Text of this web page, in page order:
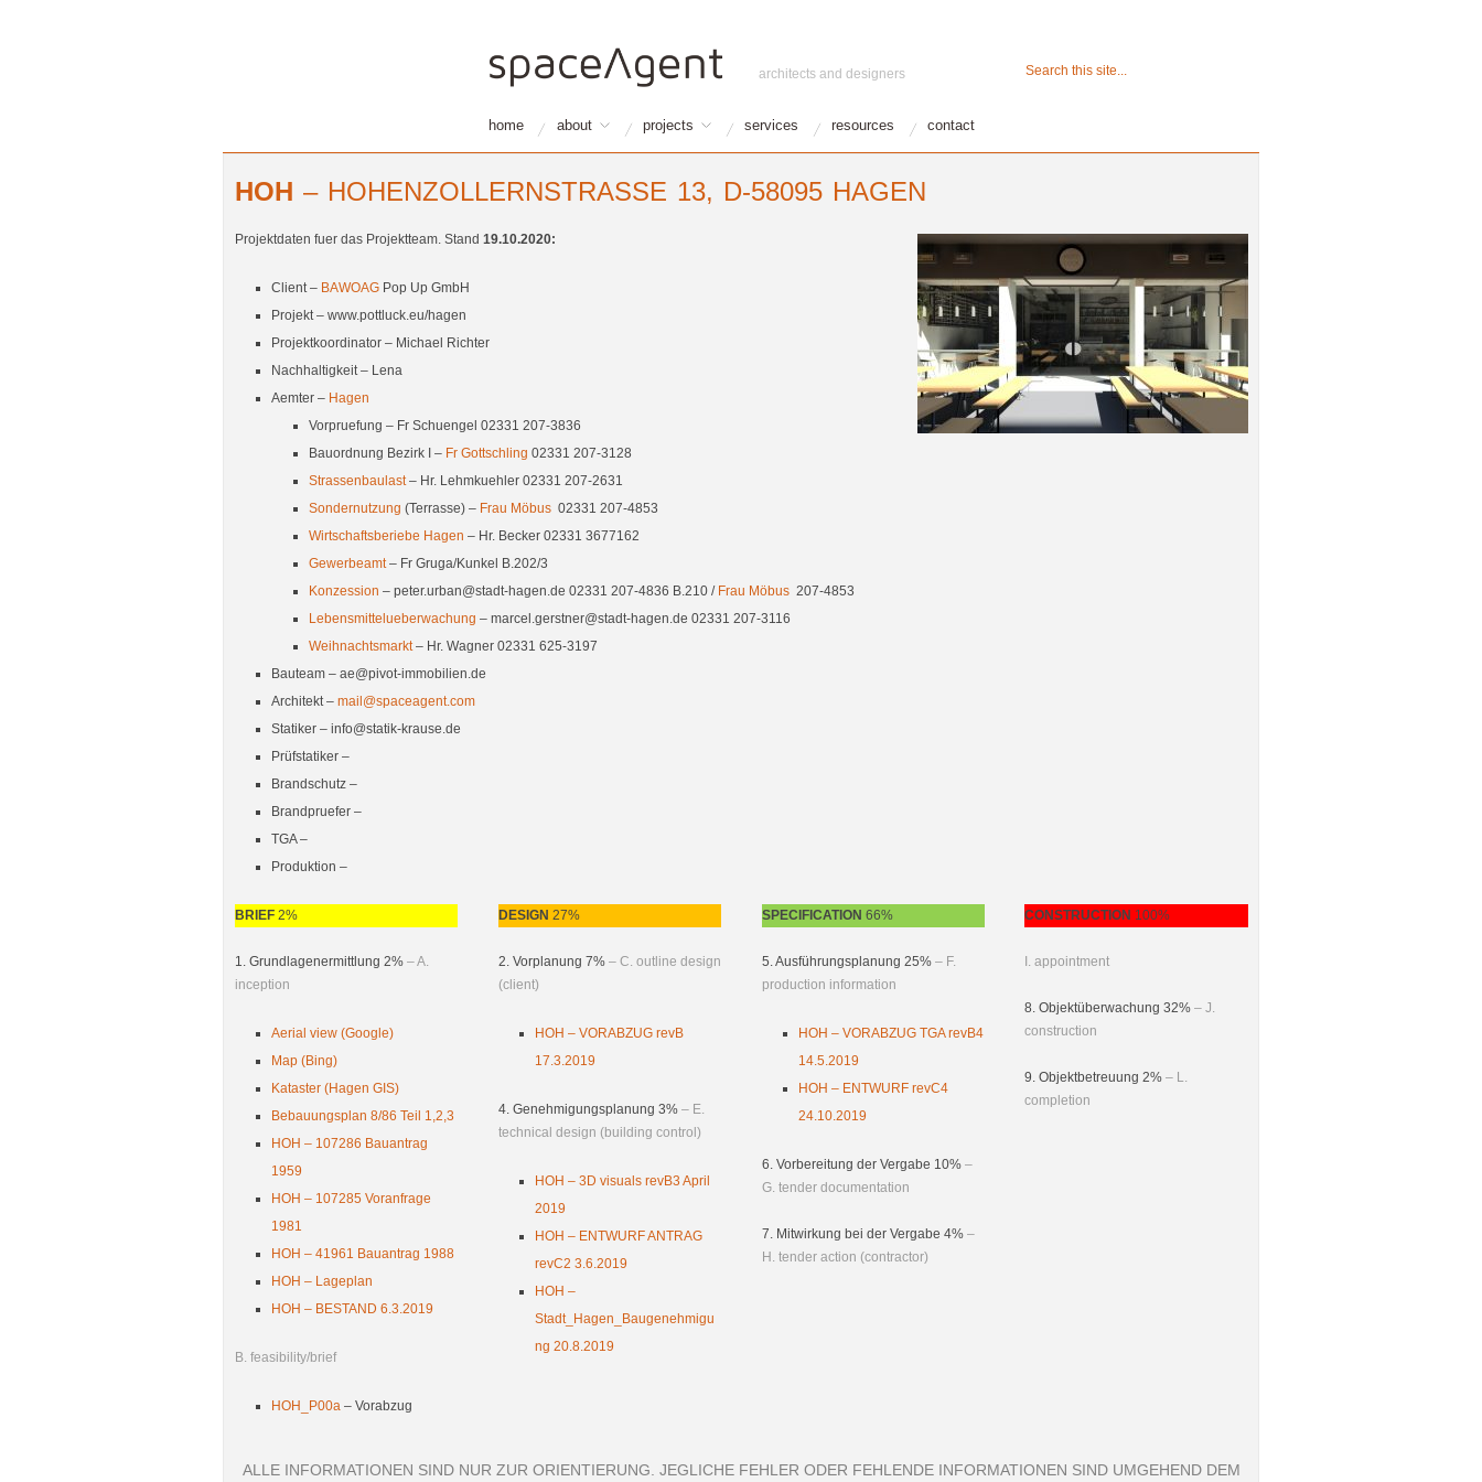
architects and designers
home about projects services resources contact
HOH – HOHENZOLLERNSTRASSE 13, D-58095 HAGEN
Projektdaten fuer das Projektteam. Stand 19.10.2020:
Client – BAWOAG Pop Up GmbH
Projekt – www.pottluck.eu/hagen
Projektkoordinator – Michael Richter
Nachhaltigkeit – Lena
Aemter – Hagen
Vorpruefung – Fr Schuengel 02331 207-3836
Bauordnung Bezirk I – Fr Gottschling 02331 207-3128
Strassenbaulast– Hr. Lehmkuehler 02331 207-2631
Sondernutzung (Terrasse) – Frau Möbus02331 207-4853
Wirtschaftsberiebe Hagen – Hr. Becker 02331 3677162
Gewerbeamt– Fr Gruga/Kunkel B.202/3
Konzession – peter.urban@stadt-hagen.de 02331 207-4836 B.210 / Frau Möbus207-4853
Lebensmittelueberwachung – marcel.gerstner@stadt-hagen.de 02331 207-3116
Weihnachtsmarkt– Hr. Wagner 02331 625-3197
Bauteam – ae@pivot-immobilien.de
Architekt –mail@spaceagent.com
Statiker – info@statik-krause.de
Prüfstatiker –
Brandschutz –
Brandpruefer –
TGA –
Produktion –
BRIEF 2%
1. Grundlagenermittlung 2% – A.
inception
Aerial view (Google)
Map (Bing)
Kataster (Hagen GIS)
Bebauungsplan 8/86 Teil 1,2,3
HOH – 107286 Bauantrag
1959
HOH – 107285 Voranfrage
1981
HOH – 41961 Bauantrag 1988
HOH – Lageplan
HOH – BESTAND 6.3.2019
B. feasibility/brief
HOH_P00a – Vorabzug
DESIGN 27%
2. Vorplanung 7% – C. outline design
(client)
HOH – VORABZUG revB
17.3.2019
4. Genehmigungsplanung 3% – E.
technical design (building control)
HOH – 3D visuals revB3 April
2019
HOH – ENTWURF ANTRAG
revC2 3.6.2019
HOH –
Stadt_Hagen_Baugenehmigu
ng 20.8.2019
SPECIFICATION 66%
5. Ausführungsplanung 25% – F.
production information
HOH – VORABZUG TGA revB4
14.5.2019
HOH – ENTWURF revC4
24.10.2019
6. Vorbereitung der Vergabe 10% –
G. tender documentation
7. Mitwirkung bei der Vergabe 4% –
H. tender action (contractor)
CONSTRUCTION 100%
I. appointment
8. Objektüberwachung 32% – J.
construction
9. Objektbetreuung 2%– L.
completion
ALLE INFORMATIONEN SIND NUR ZUR ORIENTIERUNG. JEGLICHE FEHLER ODER FEHLENDE INFORMATIONEN SIND UMGEHEND DEM